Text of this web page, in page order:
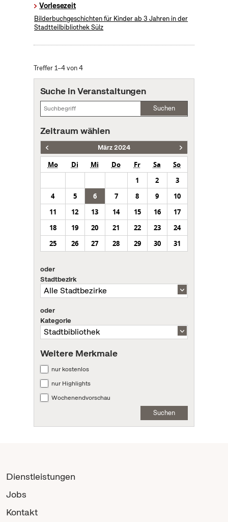
Vorlesezeit
Bilderbuchgeschichten für Kinder ab 3 Jahren in der
Stadtteilbibliothek Sülz
Treffer 1–4 von 4
Suche in Veranstaltungen
Suchen
Zeitraum wählen
März 2024
Mo Di Mi Do Fr Sa
So
1
2
3
4
5 6 7 8 9
10
11
12 13 14 15 16
17
18
19 20 21 22 23
24
25
26 27 28 29 30 31
oder
Stadtbezirk
oder
Kategorie
Weitere Merkmale
nur kostenlos
nur Highlights
Wochenendvorschau
Suchen
Dienstleistungen
Jobs
Kontakt